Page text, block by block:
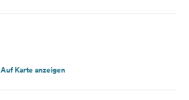
Auf Karte anzeigen